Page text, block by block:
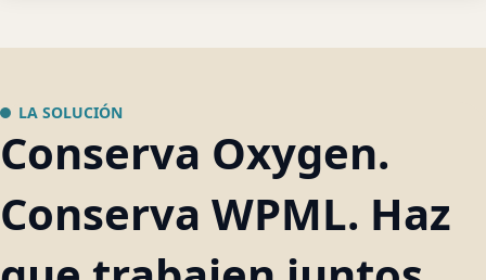
LA SOLUCIÓN
Conserva Oxygen.
Conserva WPML. Haz